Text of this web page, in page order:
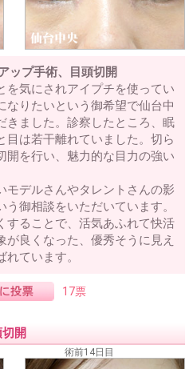
ップ手術、目頭切開
を気にされアイプチを使ってい
なりたいという御希望で仙台中
きました。診察したところ、眠
目は若干離れていました。切ら
開を行い、魅力的な目力の強い
モデルさんやタレントさんの影
御相談をいただいています。
することで、活気あふれて快活
良くなった、優秀そうに見え
ています。
17票
開
術前14日目